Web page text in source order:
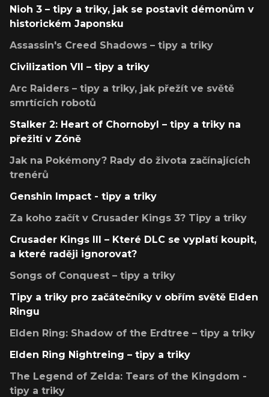
Nioh 3 – tipy a triky, jak se postavit démonům v
historickém Japonsku
Assassin's Creed Shadows – tipy a triky
Civilization VII – tipy a triky
Arc Raiders – tipy a triky, jak přežít ve světě
smrtících robotů
Stalker 2: Heart of Chornobyl – tipy a triky na
přežití v Zóně
Jak na Pokémony? Rady do života začínajících
trenérů
Genshin Impact - tipy a triky
Za koho začít v Crusader Kings 3? Tipy a triky
Crusader Kings III – Které DLC se vyplatí koupit,
a které raději ignorovat?
Songs of Conquest – tipy a triky
Tipy a triky pro začátečníky v obřím světě Elden
Ringu
Elden Ring: Shadow of the Erdtree – tipy a triky
Elden Ring Nightreing – tipy a triky
The Legend of Zelda: Tears of the Kingdom -
tipy a triky